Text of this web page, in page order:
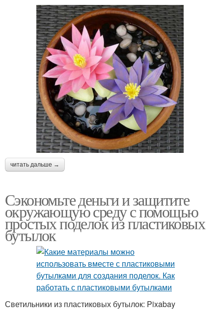
читать дальше →
Сэкономьте деньги и защитите
окружающую среду с помощью
простых поделок из пластиковых
бутылок
Светильники из пластиковых бутылок: Pixabay